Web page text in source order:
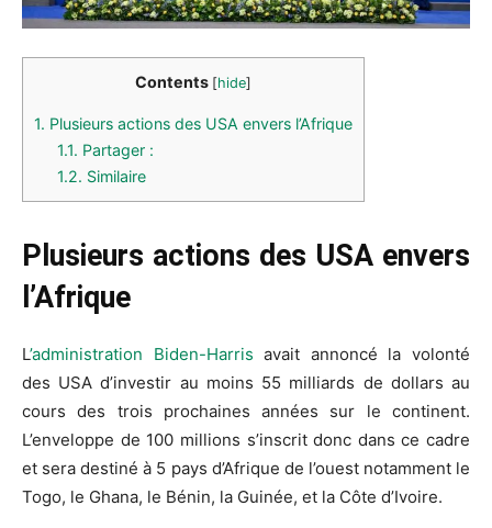
Contents [hide]
1. Plusieurs actions des USA envers l’Afrique
1.1. Partager :
1.2. Similaire
Plusieurs actions des USA envers
l’Afrique
L’administration Biden-Harris avait annoncé la volonté
des USA d’investir au moins 55 milliards de dollars au
cours des trois prochaines années sur le continent.
L’enveloppe de 100 millions s’inscrit donc dans ce cadre
et sera destiné à 5 pays d’Afrique de l’ouest notamment le
Togo, le Ghana, le Bénin, la Guinée, et la Côte d’Ivoire.